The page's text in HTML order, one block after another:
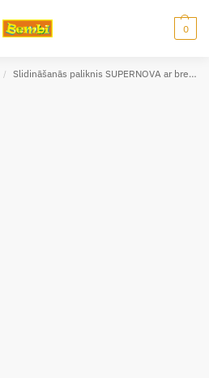
0
/ Slidināšanās paliknis SUPERNOVA ar bremzēm